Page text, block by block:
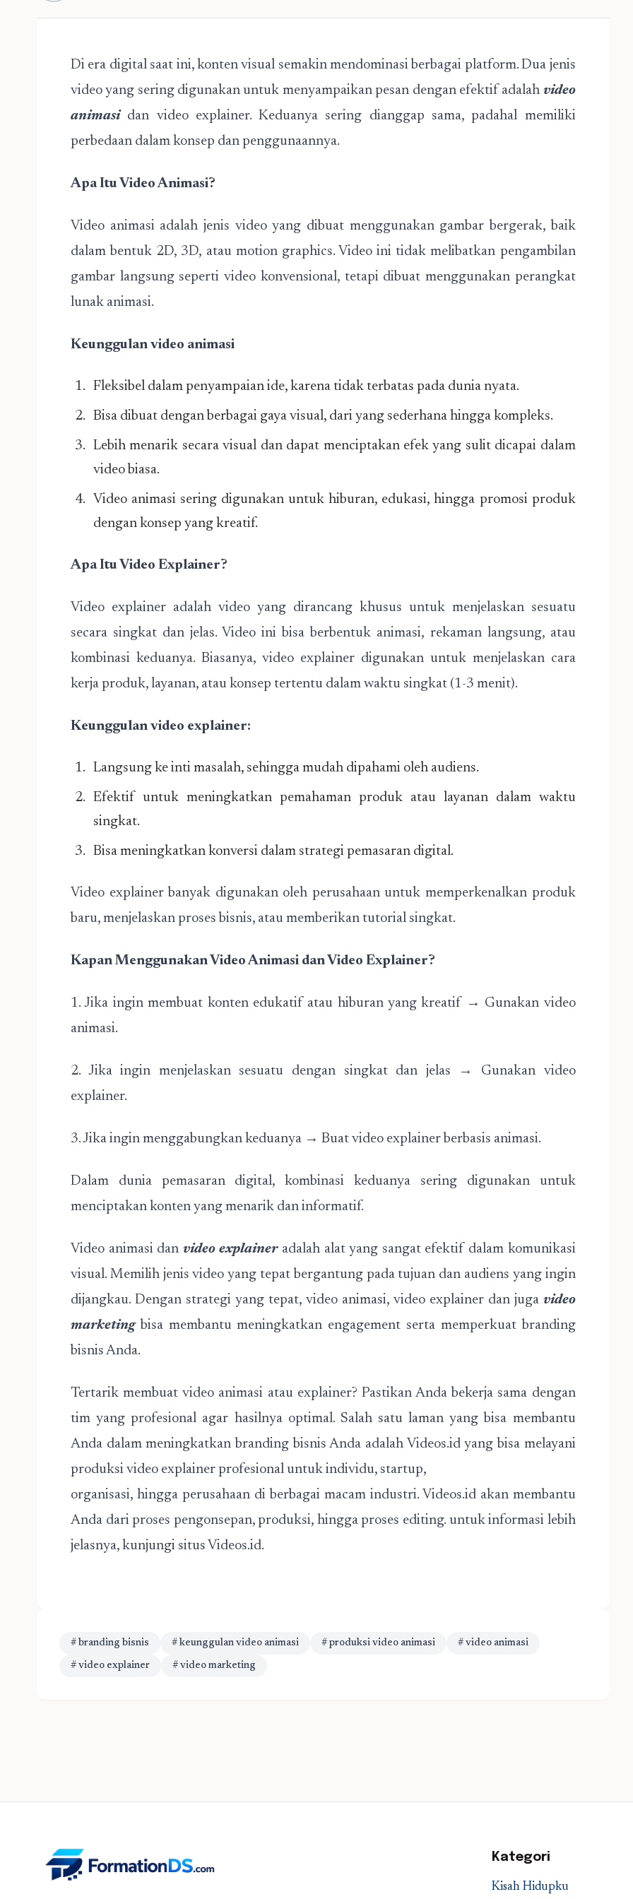
Di era digital saat ini, konten visual semakin mendominasi berbagai platform. Dua jenis
video yang sering digunakan untuk menyampaikan pesan dengan efektif adalah video
animasidan video explainer. Keduanya sering dianggap sama, padahal memiliki
perbedaan dalam konsep dan penggunaannya.
Apa Itu Video Animasi?
Video animasi adalah jenis video yang dibuat menggunakan gambar bergerak, baik
dalam bentuk 2D, 3D, atau motion graphics. Video ini tidak melibatkan pengambilan
gambar langsung seperti video konvensional, tetapi dibuat menggunakan perangkat
lunak animasi.
Keunggulan video animasi
Fleksibel dalam penyampaian ide, karena tidak terbatas pada dunia nyata.
Bisa dibuat dengan berbagai gaya visual, dari yang sederhana hingga kompleks.
Lebih menarik secara visual dan dapat menciptakan efek yang sulit dicapai dalam
video biasa.
Video animasi sering digunakan untuk hiburan, edukasi, hingga promosi produk
dengan konsep yang kreatif.
Apa Itu Video Explainer?
Video explainer adalah video yang dirancang khusus untuk menjelaskan sesuatu
secara singkat dan jelas. Video ini bisa berbentuk animasi, rekaman langsung, atau
kombinasi keduanya. Biasanya, video explainer digunakan untuk menjelaskan cara
kerja produk, layanan, atau konsep tertentu dalam waktu singkat (1-3 menit).
Keunggulan video explainer:
Langsung ke inti masalah, sehingga mudah dipahami oleh audiens.
Efektif untuk meningkatkan pemahaman produk atau layanan dalam waktu
singkat.
Bisa meningkatkan konversi dalam strategi pemasaran digital.
Video explainer banyak digunakan oleh perusahaan untuk memperkenalkan produk
baru, menjelaskan proses bisnis, atau memberikan tutorial singkat.
Kapan Menggunakan Video Animasi dan Video Explainer?
1. Jika ingin membuat konten edukatif atau hiburan yang kreatif → Gunakan video
animasi.
2. Jika ingin menjelaskan sesuatu dengan singkat dan jelas → Gunakan video
explainer.
3. Jika ingin menggabungkan keduanya → Buat video explainer berbasis animasi.
Dalam dunia pemasaran digital, kombinasi keduanya sering digunakan untuk
menciptakan konten yang menarik dan informatif.
Video animasi dan video explaineradalah alat yang sangat efektif dalam komunikasi
visual. Memilih jenis video yang tepat bergantung pada tujuan dan audiens yang ingin
dijangkau. Dengan strategi yang tepat, video animasi, video explainer dan juga video
marketingbisa membantu meningkatkan engagement serta memperkuat branding
bisnis Anda.
Tertarik membuat video animasi atau explainer? Pastikan Anda bekerja sama dengan
tim yang profesional agar hasilnya optimal. Salah satu laman yang bisa membantu
Anda dalam meningkatkan branding bisnis Anda adalah Videos.id yang bisa melayani
produksi video explainer profesional untuk individu, startup,
organisasi, hingga perusahaan di berbagai macam industri. Videos.id akan membantu
Anda dari proses pengonsepan, produksi, hingga proses editing. untuk informasi lebih
jelasnya, kunjungi situs Videos.id.
# branding bisnis # keunggulan video animasi # produksi video animasi # video animasi
# video explainer # video marketing
Kategori
Kisah Hidupku